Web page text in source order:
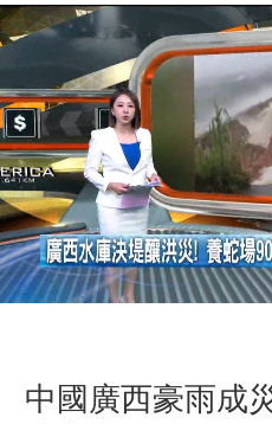
中國廣西豪雨成